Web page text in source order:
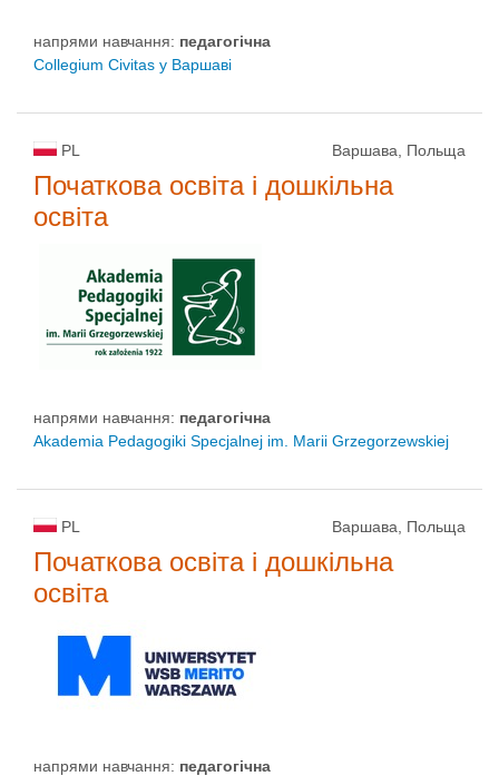
напрями навчання: педагогічна
Collegium Civitas у Варшаві
PL Варшава, Польща
Початкова освіта і дошкільна
освіта
напрями навчання: педагогічна
Akademia Pedagogiki Specjalnej im. Marii Grzegorzewskiej
PL Варшава, Польща
Початкова освіта і дошкільна
освіта
напрями навчання: педагогічна